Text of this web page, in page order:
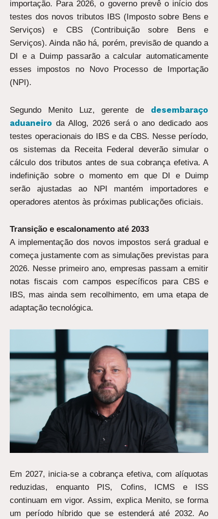
importação. Para 2026, o governo prevê o início dos
testes dos novos tributos IBS (Imposto sobre Bens e
Serviços) e CBS (Contribuição sobre Bens e
Serviços). Ainda não há, porém, previsão de quando a
DI e a Duimp passarão a calcular automaticamente
esses impostos no Novo Processo de Importação
(NPI).
Segundo Menito Luz, gerente de desembaraço
aduaneiro da Allog, 2026 será o ano dedicado aos
testes operacionais do IBS e da CBS. Nesse período,
os sistemas da Receita Federal deverão simular o
cálculo dos tributos antes de sua cobrança efetiva. A
indefinição sobre o momento em que DI e Duimp
serão ajustadas ao NPI mantém importadores e
operadores atentos às próximas publicações oficiais.
Transição e escalonamento até 2033
A implementação dos novos impostos será gradual e
começa justamente com as simulações previstas para
2026. Nesse primeiro ano, empresas passam a emitir
notas fiscais com campos específicos para CBS e
IBS, mas ainda sem recolhimento, em uma etapa de
adaptação tecnológica.
Em 2027, inicia-se a cobrança efetiva, com alíquotas
reduzidas, enquanto PIS, Cofins, ICMS e ISS
continuam em vigor. Assim, explica Menito, se forma
um período híbrido que se estenderá até 2032. Ao